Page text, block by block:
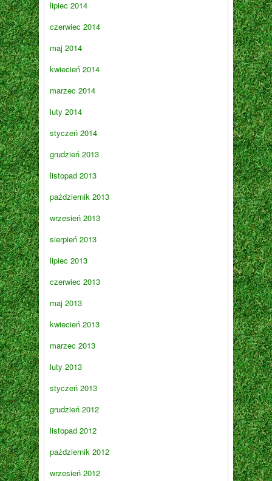
lipiec 2014
czerwiec 2014
maj 2014
kwiecień 2014
marzec 2014
luty 2014
styczeń 2014
grudzień 2013
listopad 2013
październik 2013
wrzesień 2013
sierpień 2013
lipiec 2013
czerwiec 2013
maj 2013
kwiecień 2013
marzec 2013
luty 2013
styczeń 2013
grudzień 2012
listopad 2012
październik 2012
wrzesień 2012